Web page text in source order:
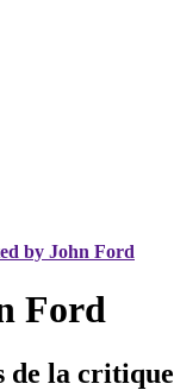
by John Ford
Ford
de la critique